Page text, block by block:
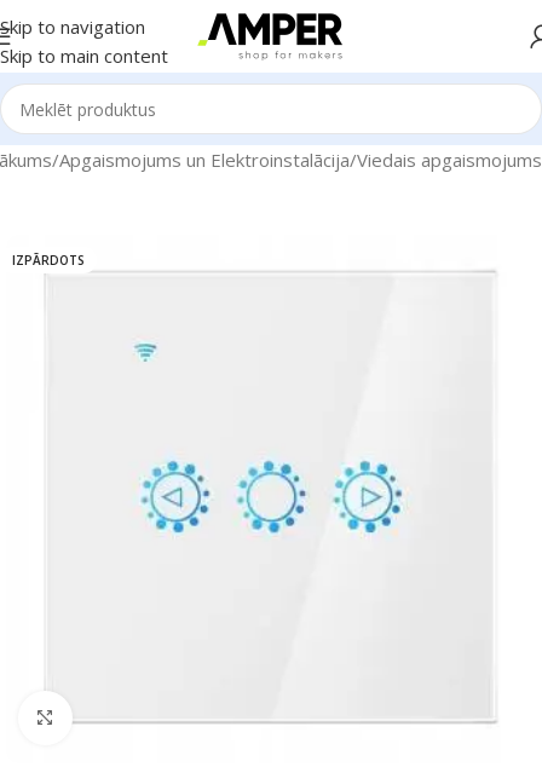
Skip to navigation
Skip to main content
/Apgaismojums un Elektroinstalācija/Viedais apgaismojums
IZPĀRDOTS
Noklikšķiniet, lai palielinātu